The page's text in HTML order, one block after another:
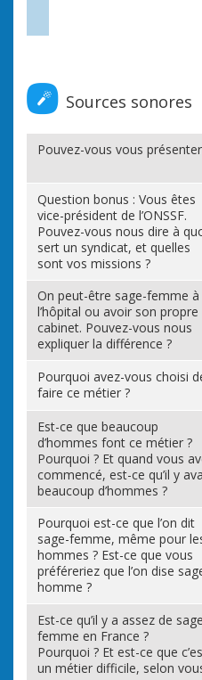
Sources sonores
Pouvez-vous vous
Question bonus : Vous êtes
vice-président de l’ONSSF.
Pouvez-vous nous dire à
sert un syndicat, et quelles
sont vos missions ?
On peut-être sage-femme à
l’hôpital ou avoir son propre
cabinet. Pouvez-vous nous
expliquer la différence ?
Pourquoi avez-vous choisi
faire ce métier ?
Est-ce que beaucoup
d’hommes font ce métier ?
Pourquoi ? Et quand vous
commencé, est-ce qu’il y
beaucoup d’hommes ?
Pourquoi est-ce que l’on dit
sage-femme, même pour
hommes ? Est-ce que vous
préféreriez que l’on dise
homme ?
Est-ce qu’il y a assez de
femme en France ?
Pourquoi ? Et est-ce que
un métier difficile, selon